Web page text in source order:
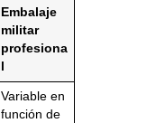
Embalaje
militar
profesiona
Variable en
función de